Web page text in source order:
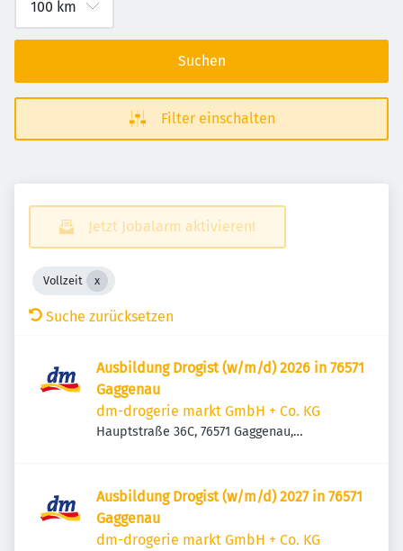
Suchen
Filter einschalten
Jetzt Jobalarm aktivieren!
Vollzeit
Suche zurücksetzen
Ausbildung Drogist (w/m/d) 2026 in 76571
Gaggenau
dm-drogerie markt GmbH + Co. KG
Hauptstraße 36C, 76571 Gaggenau,
Ausbildung Drogist (w/m/d) 2027 in 76571
Gaggenau
dm-drogerie markt GmbH + Co. KG